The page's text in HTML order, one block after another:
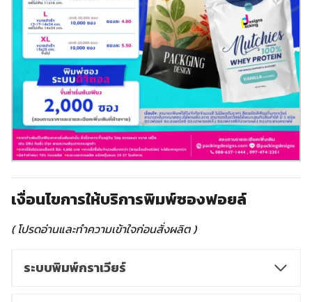
เงื่อนไขการให้บริการพิมพ์ซองฟอยล์
( โปรดอ่านและทำความเข้าใจก่อนสั่งผลิต )
ระบบพิมพ์กราเวียร์